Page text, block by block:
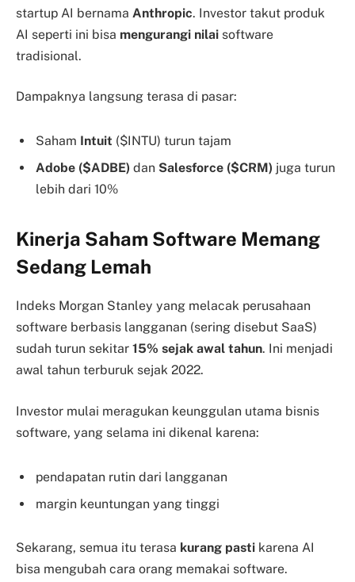
startup AI bernama Anthropic. Investor takut produk
AI seperti ini bisa mengurangi nilai software
tradisional.
Dampaknya langsung terasa di pasar:
Saham Intuit ($INTU) turun tajam
Adobe ($ADBE) dan Salesforce ($CRM) juga turun
lebih dari 10%
Kinerja Saham Software Memang
Sedang Lemah
Indeks Morgan Stanley yang melacak perusahaan
software berbasis langganan (sering disebut SaaS)
sudah turun sekitar 15% sejak awal tahun. Ini menjadi
awal tahun terburuk sejak 2022.
Investor mulai meragukan keunggulan utama bisnis
software, yang selama ini dikenal karena:
pendapatan rutin dari langganan
margin keuntungan yang tinggi
Sekarang, semua itu terasa kurang pasti karena AI
bisa mengubah cara orang memakai software.